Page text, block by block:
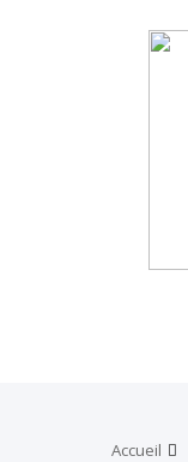
Accueil